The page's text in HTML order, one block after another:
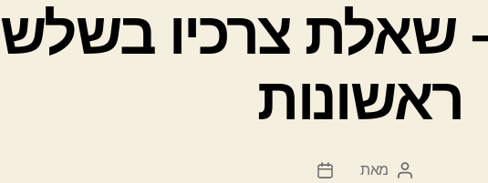
שאלת צרכיו בשלש
ראשונות
המחבר
מאת
תאריך